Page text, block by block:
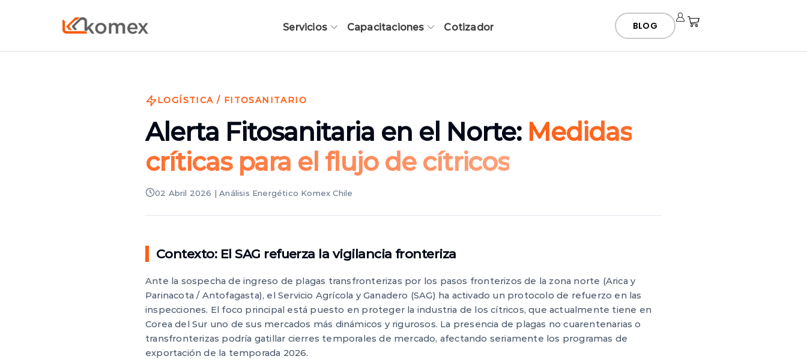
Servicios Capacitaciones Cotizador BLOG
LOGÍSTICA / FITOSANITARIO
Alerta Fitosanitaria en el Norte: Medidas
críticas para el flujo de cítricos
02 Abril 2026 | Análisis Energético Komex Chile
Contexto: El SAG refuerza la vigilancia fronteriza
Ante la sospecha de ingreso de plagas transfronterizas por los pasos fronterizos de la zona norte (Arica y
Parinacota / Antofagasta), el Servicio Agrícola y Ganadero (SAG) ha activado un protocolo de refuerzo en las
inspecciones. El foco principal está puesto en proteger la industria de los cítricos, que actualmente tiene en
Corea del Sur uno de sus mercados más dinámicos y rigurosos. La presencia de plagas no cuarentenarias o
transfronterizas podría gatillar cierres temporales de mercado, afectando seriamente los programas de
exportación de la temporada 2026.